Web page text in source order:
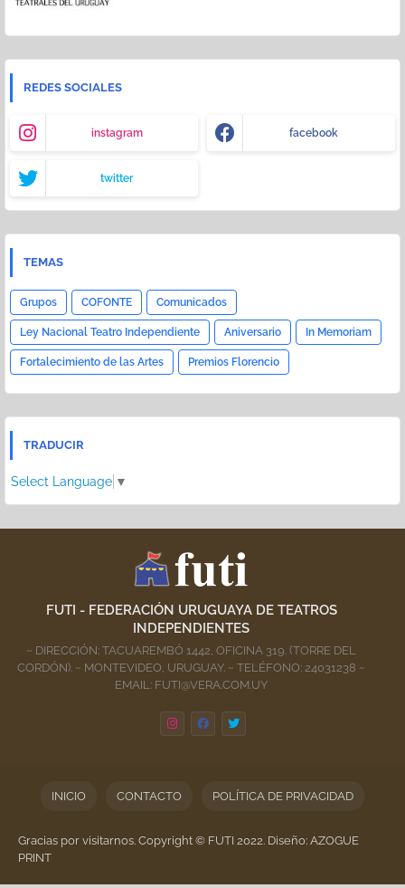
REDES SOCIALES
instagram facebook
twitter
TEMAS
Grupos COFONTE Comunicados
Ley Nacional Teatro Independiente Aniversario In Memoriam
Fortalecimiento de las Artes Premios Florencio
TRADUCIR
Select Language ▼
FUTI - FEDERACIÓN URUGUAYA DE TEATROS
INDEPENDIENTES
~ DIRECCIÓN: TACUAREMBÓ 1442, OFICINA 319. (TORRE DEL
CORDÓN). ~ MONTEVIDEO, URUGUAY. ~ TELÉFONO: 24031238 ~
EMAIL: FUTI@VERA.COM.UY
Gracias por visitarnos. Copyright © FUTI 2022. Diseño: AZOGUE
PRINT
INICIO CONTACTO POLÍTICA DE PRIVACIDAD